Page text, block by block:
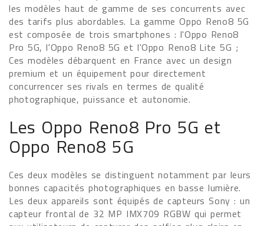
les modèles haut de gamme de ses concurrents avec
des tarifs plus abordables. La gamme Oppo Reno8 5G
est composée de trois smartphones : l'Oppo Reno8
Pro 5G, l'Oppo Reno8 5G et l'Oppo Reno8 Lite 5G ;
Ces modèles débarquent en France avec un design
premium et un équipement pour directement
concurrencer ses rivals en termes de qualité
photographique, puissance et autonomie.
Les Oppo Reno8 Pro 5G et
Oppo Reno8 5G
Ces deux modèles se distinguent notamment par leurs
bonnes capacités photographiques en basse lumière.
Les deux appareils sont équipés de capteurs Sony : un
capteur frontal de 32 MP IMX709 RGBW qui permet